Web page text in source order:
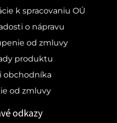
k spracovaniu OÚ
o nápravu
od zmluvy
produktu
obchodníka
od zmluvy
odkazy